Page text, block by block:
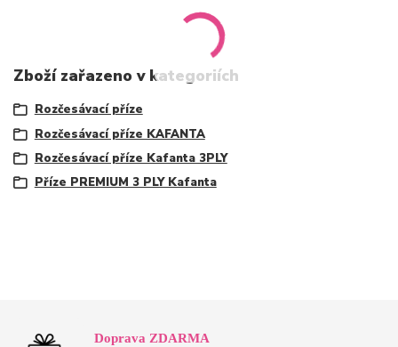
Zboží zařazeno v kategoriích
Rozčesávací příze
Rozčesávací příze KAFANTA
Rozčesávací příze Kafanta 3PLY
Příze PREMIUM 3 PLY Kafanta
Doprava ZDARMA